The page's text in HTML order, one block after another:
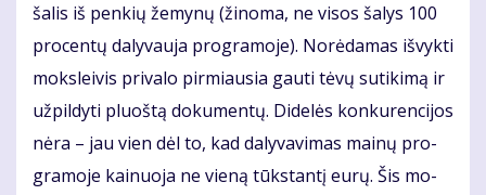
ša­lis iš pen­kių že­my­nų (ži­no­ma, ne vi­sos ša­lys 100
pro­cen­tų da­ly­vau­ja pro­gra­mo­je). No­rė­da­mas iš­vyk­ti
moks­lei­vis pri­va­lo pir­miau­sia gau­ti tė­vų su­ti­ki­mą ir
už­pil­dy­ti pluoš­tą do­ku­men­tų. Di­de­lės kon­ku­ren­ci­jos
nė­ra – jau vien dėl to, kad da­ly­va­vi­mas mai­nų pro­
gra­mo­je kai­nuo­ja ne vie­ną tūks­tan­tį eu­rų. Šis mo­